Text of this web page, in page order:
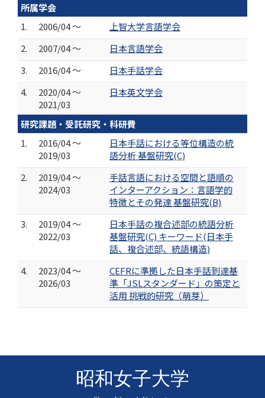
所属学会
1.
2006/04 ～
上智大学言語学会
2.
2007/04 ～
日本言語学会
3.
2016/04 ～
日本手話学会
4.
2020/04 ～
2021/03
日本英文学会
研究課題・受託研究・科研費
1.
2016/04 ～
2019/03
日本手話における等位構造の統
語分析 基盤研究(C)
2.
2019/04 ～
2024/03
手話言語における空間と語順の
インターアクション：言語学的
特徴とその発達 基盤研究(B)
3.
2019/04 ～
2022/03
日本手話の複合述部の統語分析
基盤研究(C) キーワード(日本手
話、複合述部、統語構造)
4.
2023/04 ～
2026/03
CEFRに準拠した日本手話到達基
準「JSLスタンダード」の策定と
活用 挑戦的研究（萌芽）
昭和女子大学